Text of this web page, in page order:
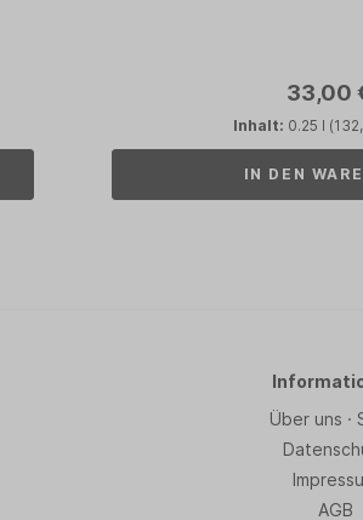
33,00
Inhalt: 0.25 l
IN DEN
Über uns ·
AGB